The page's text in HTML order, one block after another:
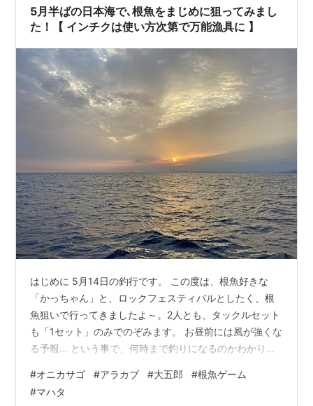
ので、注意が必要です。年間を通して楽しめるアラカブ
（ホシカリ）の味噌汁で、元気の出る朝となりました。
5月半ばの日本海で､根魚をまじめに狙ってみまし
た！【 インチクは使い方次第で万能漁具に 】
はじめに 5月14日の釣行です。 この度は、根魚好きな
「かっちゃん」と、ロックフェスティバルとしたく、根
魚狙いで行ってきましたよ～。2人とも、タックルセット
も「1セット」のみでのぞみます。 お昼前には風が強くな
る予報… という事で、何時まで釣りになるのかわかりま
根魚専科でのゲームスタートです！ あらゆる料理におす
すめの大人気商品☞ 和風･万能だしの「やすまる」 ロッ
#オニカサゴ #アラカブ #大五郎 #根魚ゲーム
#マハタ